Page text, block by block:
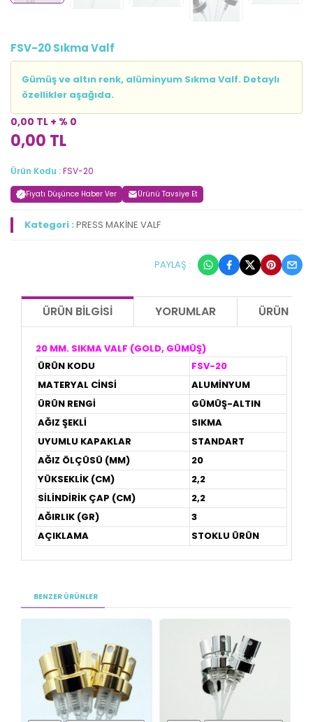
FSV-20 Sıkma Valf
Gümüş ve altın renk, alüminyum Sıkma Valf. Detaylı
özellikler aşağıda.
0,00 TL + % 0
0,00 TL
Ürün Kodu :FSV-20
Fiyatı Düşünce Haber Ver Ürünü Tavsiye Et
Kategori : PRESS MAKİNE VALF
PAYLAŞ :
ÜRÜN BILGISI YORUMLAR ÜRÜN
20 MM. SIKMA VALF (GOLD, GÜMÜŞ)
ÜRÜN KODU
FSV-20
MATERYAL CİNSİ
ALUMİNYUM
ÜRÜN RENGİ
GÜMÜŞ-ALTIN
AĞIZ ŞEKLİ
SIKMA
UYUMLU KAPAKLAR
STANDART
AĞIZ ÖLÇÜSÜ (MM)
20
YÜKSEKLİK (CM)
2,2
SİLİNDİRİK ÇAP (CM)
2,2
AĞIRLIK (GR)
3
AÇIKLAMA
STOKLU ÜRÜN
BENZER ÜRÜNLER